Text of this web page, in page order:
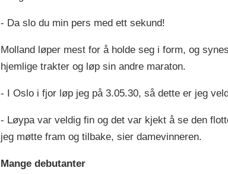
- Da slo du min pers med ett sekund!
Molland løper mest for å holde seg i form, og
hjemlige trakter og løp sin andre maraton.
- I Oslo i fjor løp jeg på 3.05.30, så dette er jeg
- Løypa var veldig fin og det var kjekt å se den
jeg møtte fram og tilbake, sier damevinneren.
Mange debutanter